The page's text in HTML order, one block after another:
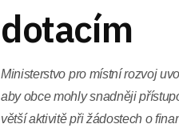
dotacím
Ministerstvo pro místní rozvoj
aby obce mohly snadněji
větší aktivitě při žádostech o